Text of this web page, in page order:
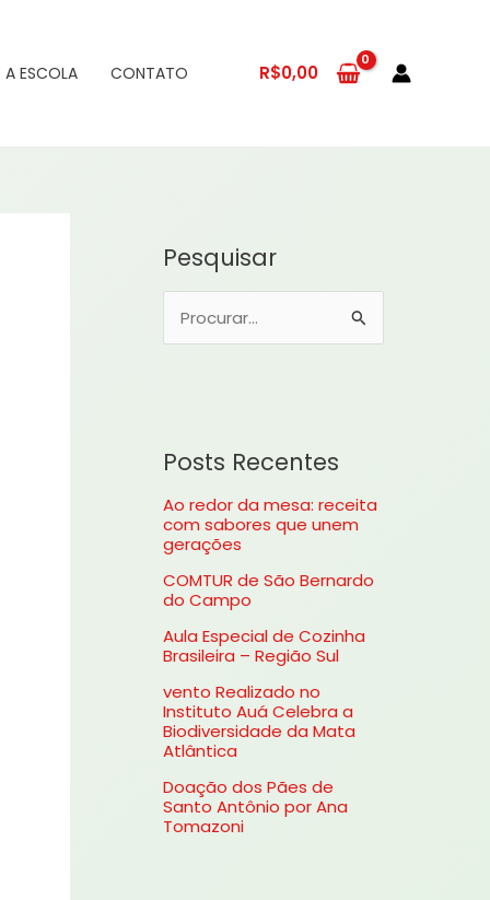
A ESCOLA CONTATO R$0,00
Pesquisar
u
s
a
r
o
:
Posts Recentes
Ao redor da mesa: receita
com sabores que unem
gerações
COMTUR de São Bernardo
do Campo
Aula Especial de Cozinha
Brasileira – Região Sul
vento Realizado no
Instituto Auá Celebra a
Biodiversidade da Mata
Atlântica
Doação dos Pães de
Santo Antônio por Ana
Tomazoni